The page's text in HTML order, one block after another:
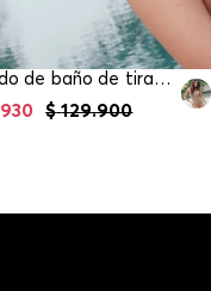
Vestido de baño de tiras con tejido de lurex para mujer
$ 129.900
930